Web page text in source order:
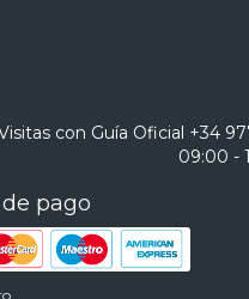
con Guía Oficial +34
09:00 -
pago